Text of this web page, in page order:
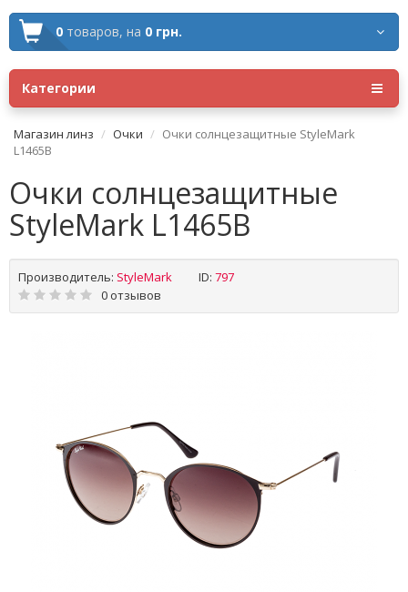
0 товаров, на 0 грн.
Категории
Магазин линз Очки
Очки солнцезащитные StyleMark
L1465B
Очки солнцезащитные
StyleMark L1465B
Производитель: StyleMark ID: 797
0 отзывов